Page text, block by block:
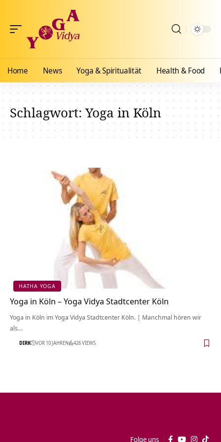
Home News Yoga & Spiritualität Health & Food
Schlagwort:Yoga in Köln
HATHA YOGA
Yoga in Köln – Yoga Vidya Stadtcenter Köln
Yoga in Köln im Yoga Vidya Stadtcenter Köln. | Manchmal hören wir
als…
DIRK VOR 10 JAHREN 426 VIEWS
Folge uns